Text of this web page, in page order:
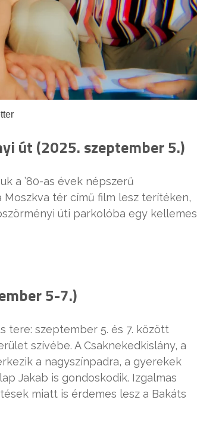
út (2025. szeptember 5.)
a ’80-as évek népszerű
tér című film lesz terítéken,
úti parkolóba egy kellemes
5-7.)
tere: szeptember 5. és 7. között
szívébe. A Csaknekedkislány, a
a nagyszínpadra, a gyerekek
Jakab is gondoskodik. Izgalmas
miatt is érdemes lesz a Bakáts